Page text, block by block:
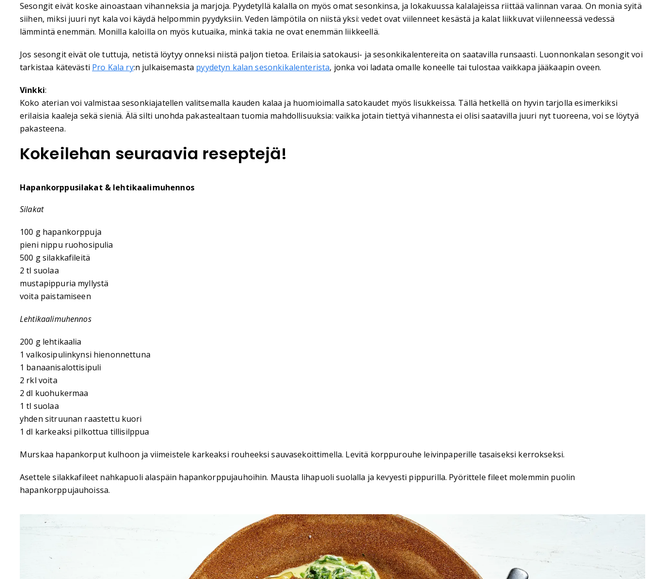
Sesongit eivät koske ainoastaan vihanneksia ja marjoja. Pyydetyllä kalalla on myös omat sesonkinsa, ja lokakuussa kalalajeissa riittää valinnan varaa. On monia syitä
siihen, miksi juuri nyt kala voi käydä helpommin pyydyksiin. Veden lämpötila on niistä yksi: vedet ovat viilenneet kesästä ja kalat liikkuvat viilenneessä vedessä
lämmintä enemmän. Monilla kaloilla on myös kutuaika, minkä takia ne ovat enemmän liikkeellä.
Jos sesongit eivät ole tuttuja, netistä löytyy onneksi niistä paljon tietoa. Erilaisia satokausi- ja sesonkikalentereita on saatavilla runsaasti. Luonnonkalan sesongit voi
tarkistaa kätevästi Pro Kala ry:n julkaisemasta pyydetyn kalan sesonkikalenterista, jonka voi ladata omalle koneelle tai tulostaa vaikkapa jääkaapin oveen.
Vinkki:
Koko aterian voi valmistaa sesonkiajatellen valitsemalla kauden kalaa ja huomioimalla satokaudet myös lisukkeissa. Tällä hetkellä on hyvin tarjolla esimerkiksi
erilaisia kaaleja sekä sieniä. Älä silti unohda pakastealtaan tuomia mahdollisuuksia: vaikka jotain tiettyä vihannesta ei olisi saatavilla juuri nyt tuoreena, voi se löytyä
pakasteena.
Kokeilehan seuraavia reseptejä!
Hapankorppusilakat & lehtikaalimuhennos
Silakat
100 g hapankorppuja
pieni nippu ruohosipulia
500 g silakkafileitä
2 tl suolaa
mustapippuria myllystä
voita paistamiseen
Lehtikaalimuhennos
200 g lehtikaalia
1 valkosipulinkynsi hienonnettuna
1 banaanisalottisipuli
2 rkl voita
2 dl kuohukermaa
1 tl suolaa
yhden sitruunan raastettu kuori
1 dl karkeaksi pilkottua tillisilppua
Murskaa hapankorput kulhoon ja viimeistele karkeaksi rouheeksi sauvasekoittimella. Levitä korppurouhe leivinpaperille tasaiseksi kerrokseksi.
Asettele silakkafileet nahkapuoli alaspäin hapankorppujauhoihin. Mausta lihapuoli suolalla ja kevyesti pippurilla. Pyörittele fileet molemmin puolin
hapankorppujauhoissa.